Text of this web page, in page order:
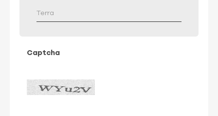
Captcha